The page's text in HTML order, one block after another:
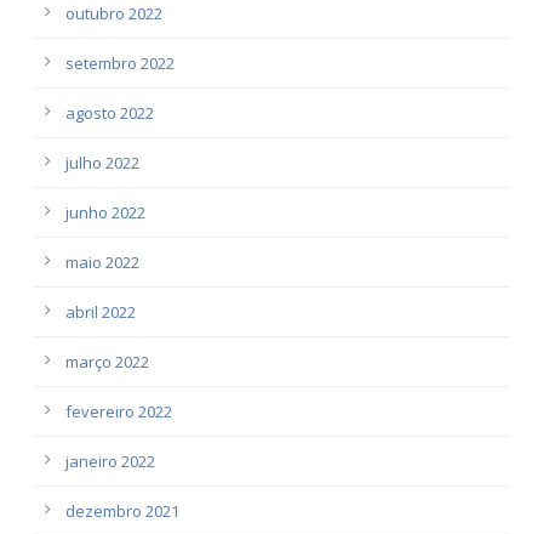
outubro 2022
setembro 2022
agosto 2022
julho 2022
junho 2022
maio 2022
abril 2022
março 2022
fevereiro 2022
janeiro 2022
dezembro 2021